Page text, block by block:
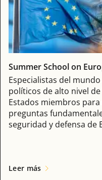
Summer School on
Especialistas del
políticos de alto nivel
Estados miembros
preguntas
seguridad y defensa de
Leer más